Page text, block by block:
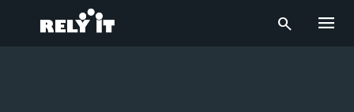
search menu